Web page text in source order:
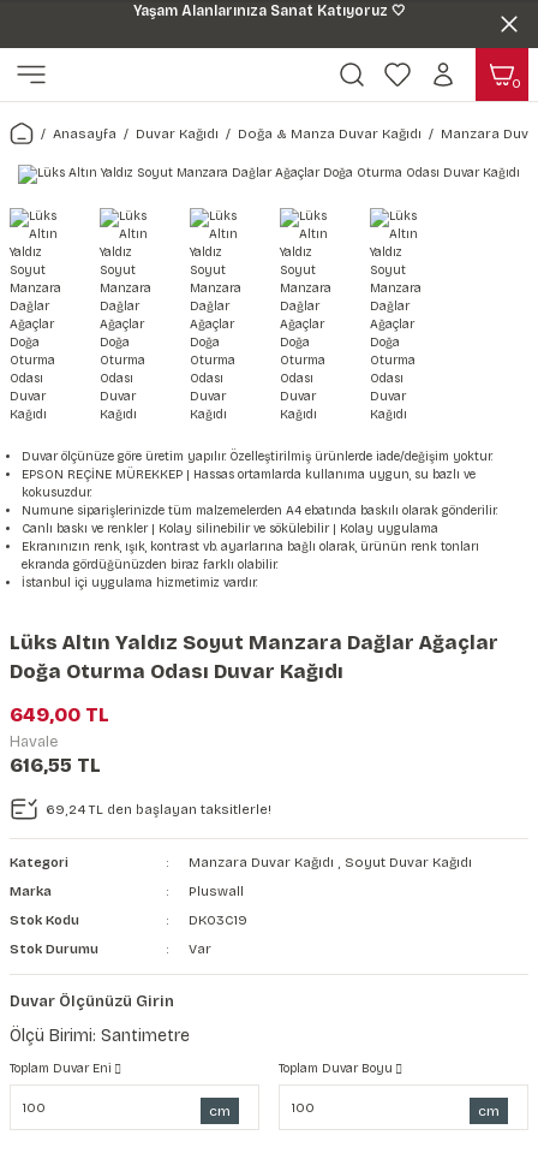
Yaşam Alanlarınıza Sanat Katıyoruz 🤍
Harita & Şehir Duvar Kağıdı
Türkiye Serisi Duvar Kağıdı
Şehir & Ülke Duvar Kağıdı
Duvar Kağıdı
Çiçek Duvar Kağıdı
Hayvan, Yaprak & Çiçek
Yaprak Desenli Duvar Kağıdı
Hayvan Duvar Kağıdı
Kağıdı
Doğa & Manza Duvar Kağıdı
Manzara Duvar Kağıdı
Orman Duvar Kağıdı
Tropikal Duvar Kağıdı
Deniz Manzara Duvar Kağıdı
Uzay Duvar Kağıdı
Duvar Kağıdı
Tasarım & Sanatsal Duvar
Sanat Duvar Kağıdı
Geometrik Duvar Kağıdı
Graffiti Duvar Kağıdı
Mimari Duvar Kağıdı
Müzik Duvar Kağıdı
Araba Duvar Kağıdı
Sağlık Duvar Kağıdı
Yiyecek ve İçecek Duvar Kağıdı
Meslekler Duvar Kağıdı
Taş Desenli Duvar Kağıdı
Ahşap, Mermer & Taş
Mermer Desenli Duvar Kağıdı
Taş Desenli Duvar Kağıdı
Ahşap Desenli Duvar Kağıdı
Beton Duvar Kağıdı
Duvar Kanvası
Kağıdı Stickeri
Seti
Setleri
Sticker Seti
0
Anasayfa Duvar Kağıdı Doğa & Manza Duvar Kağıdı Manzara
Duvar ölçünüze göre üretim yapılır. Özelleştirilmiş ürünlerde iade/değişim yoktur.
EPSON REÇİNE MÜREKKEP | Hassas ortamlarda kullanıma uygun, su bazlı ve
kokusuzdur.
Numune siparişlerinizde tüm malzemelerden A4 ebatında baskılı olarak gönderilir.
Canlı baskı ve renkler | Kolay silinebilir ve sökülebilir | Kolay uygulama
Ekranınızın renk, ışık, kontrast vb. ayarlarına bağlı olarak, ürünün renk tonları
ekranda gördüğünüzden biraz farklı olabilir.
İstanbul içi uygulama hizmetimiz vardır.
Lüks Altın Yaldız Soyut Manzara Dağlar Ağaçlar
Doğa Oturma Odası Duvar Kağıdı
649,00 TL
Havale
616,55 TL
69,24 TL den başlayan taksitlerle!
Kategori Manzara Duvar Kağıdı , Soyut Duvar Kağıdı
Marka
Pluswall
Stok Kodu
DK03C19
Stok Durumu
Var
Duvar Ölçünüzü Girin
Ölçü Birimi: Santimetre
Toplam Duvar Eni
cm
Toplam Duvar Boyu
cm